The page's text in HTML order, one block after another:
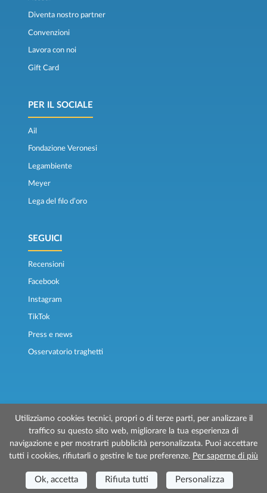
Diventa nostro partner
Convenzioni
Lavora con noi
Gift Card
PER IL SOCIALE
Ail
Fondazione Veronesi
Legambiente
Meyer
Lega del filo d’oro
SEGUICI
Recensioni
Facebook
Instagram
TikTok
Press e news
Osservatorio traghetti
© 2026 Traghettilines è gestito da Prenotazioni24 s.r.l.
Sede Operativa: Via Casa del Duca, 1 - 57037 Portoferraio (LI)
Aut.Amm.Prov. LI n 1819 del 16/01/06 - Fondo Garanzia Viaggi ASSIMUTUA
Fideiussione N° 026004
Utilizziamo cookies tecnici, propri o di terze parti, per analizzare il
traffico su questo sito web, migliorare la tua esperienza di
navigazione e per mostrarti pubblicità personalizzata. Puoi accettare
tutti i cookies, rifiutarli o gestire le tue preferenze. Per saperne di più
Ok, accetta Rifiuta tutti Personalizza